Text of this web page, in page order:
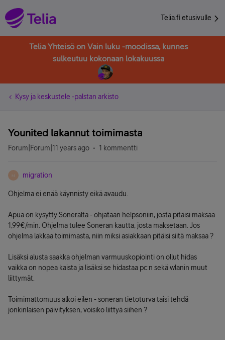
Telia.fi etusivulle
Telia Yhteisö on Vain luku -moodissa, kunnes
sulkeutuu kokonaan lokakuussa
Kysy ja keskustele -palstan arkisto
Younited lakannut toimimasta
Forum|Forum|11 years ago 1 kommentti
M migration
Ohjelma ei enää käynnisty eikä avaudu.
Apua on kysytty Soneralta - ohjataan helpsoniin, josta pitäisi maksaa
1,99€/min. Ohjelma tulee Soneran kautta, josta maksetaan. Jos
ohjelma lakkaa toimimasta, niin miksi asiakkaan pitäisi siitä maksaa ?
Lisäksi alusta saakka ohjelman varmuuskopiointi on ollut hidas
vaikka on nopea kaista ja lisäksi se hidastaa pc:n sekä wlanin muut
liittymät.
Toimimattomuus alkoi eilen - soneran tietoturva taisi tehdä
jonkinlaisen päivityksen, voisiko liittyä siihen ?